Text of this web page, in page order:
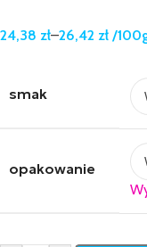
24,38 zł–26,42 zł /
smak
opakowanie